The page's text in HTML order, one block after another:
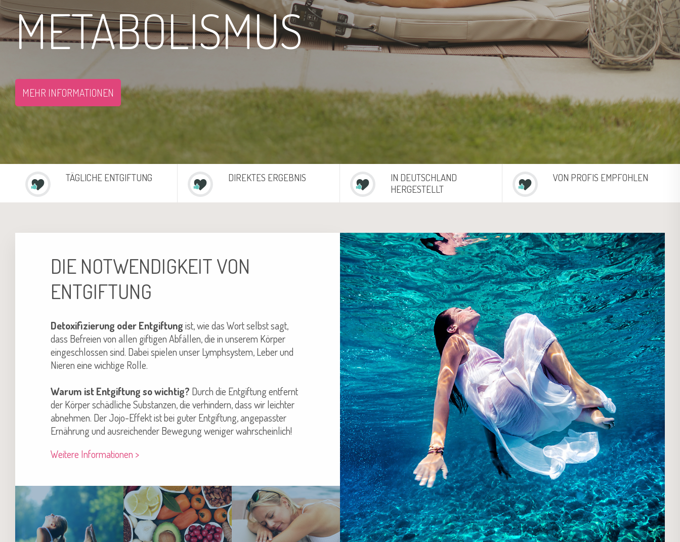
METABOLISMUS
MEHR INFORMATIONEN
TÄGLICHE ENTGIFTUNG DIREKTES ERGEBNIS
IN DEUTSCHLAND
HERGESTELLT
VON PROFIS EMPFOHLEN
DIE NOTWENDIGKEIT VON
ENTGIFTUNG
Detoxifizierung oder Entgiftungist, wie das Wort selbst sagt,
dass Befreien von allen giftigen Abfällen, die in unserem Körper
eingeschlossen sind. Dabei spielen unser Lymphsystem, Leber und
Nieren eine wichtige Rolle.
Warum ist Entgiftung so wichtig? Durch die Entgiftung entfernt
der Körper schädliche Substanzen, die verhindern, dass wir leichter
abnehmen. Der Jojo-Effekt ist bei guter Entgiftung, angepasster
Ernährung und ausreichender Bewegung weniger wahrscheinlich!
Weitere Informationen >